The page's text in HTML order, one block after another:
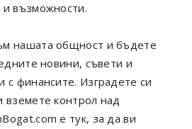
и възможности.
нашата общност и бъдете
новини, съвети и
с финансите. Изградете си
вземете контрол над
е тук, за да ви